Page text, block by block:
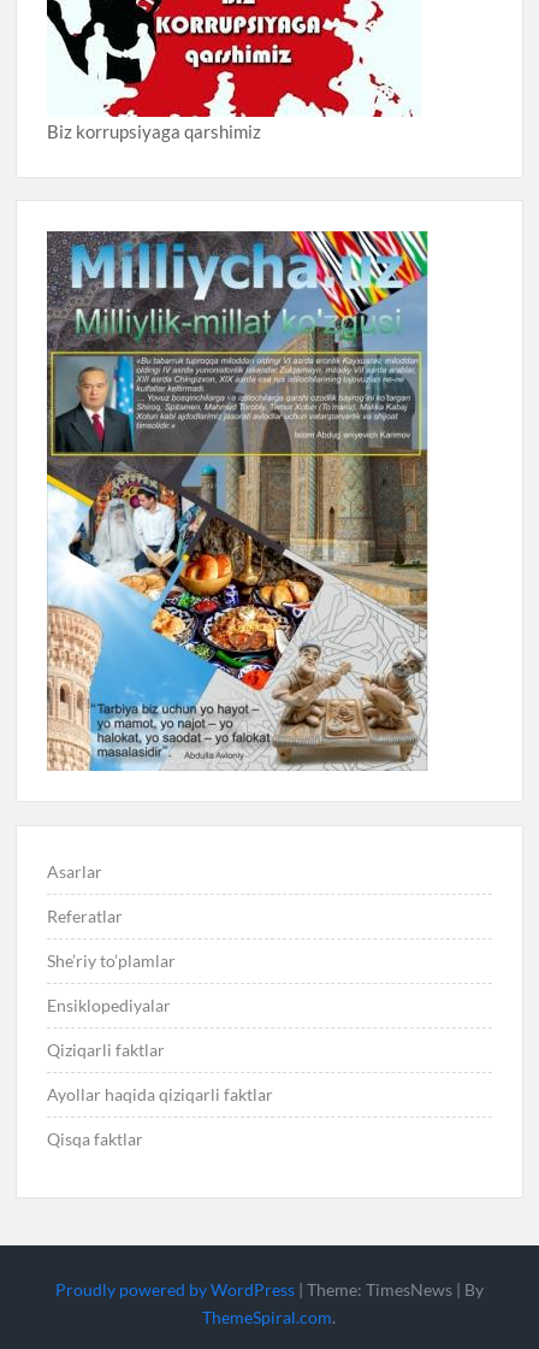
Biz korrupsiyaga qarshimiz
Asarlar
Referatlar
She’riy to’plamlar
Ensiklopediyalar
Qiziqarli faktlar
Ayollar haqida qiziqarli faktlar
Qisqa faktlar
Proudly powered by WordPress | Theme: TimesNews | By
ThemeSpiral.com.